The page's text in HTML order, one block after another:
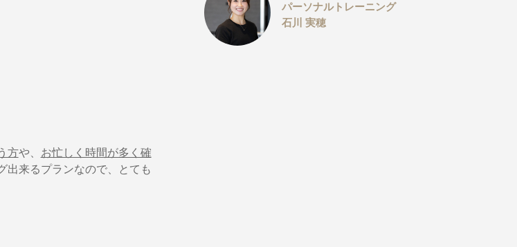
方や、 お忙しく時間が多く確
出来るプランなので、とても
パーソナルトレーニング
石川 実穂